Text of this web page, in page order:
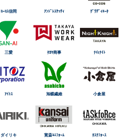
ｺｰｺｽ信岡 ｱﾝﾄﾞﾚｽｹｯﾃｨ ｸﾞﾗﾃﾞｨｴｰﾀ
三愛 ﾀｶﾔ商事 ﾅｲtﾅｲﾄ
ｱｲﾄｽ 旭蝶繊維 小倉屋
ダイリキ 寛斎ﾕﾆﾌｫｰﾑ ﾀｽｸﾌｫｰｽ